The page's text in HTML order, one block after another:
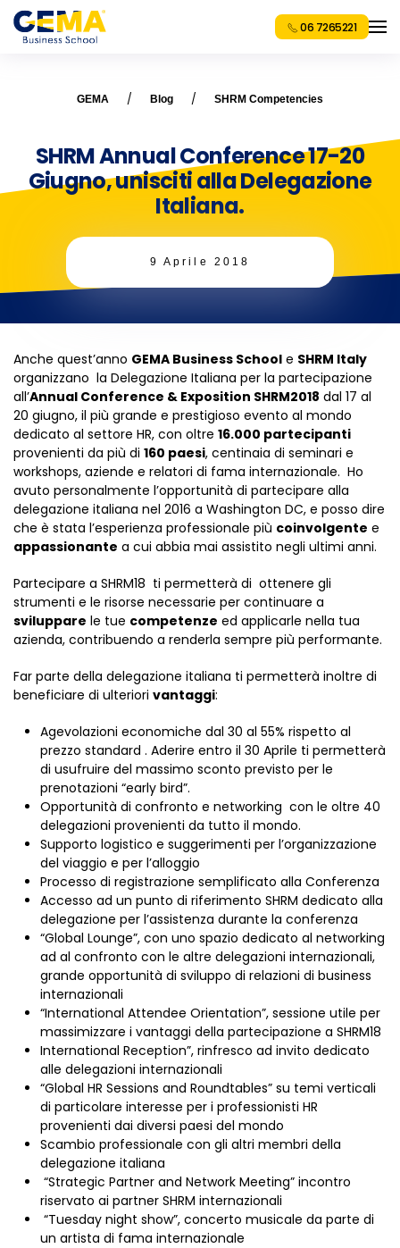
06 7265221
GEMA Blog SHRM Competencies
SHRM Annual Conference 17-20
Giugno, unisciti alla Delegazione
Italiana.
9 Aprile 2018
Anche quest’anno GEMA Business School e SHRM Italy
organizzano la Delegazione Italiana per la partecipazione
all’Annual Conference & Exposition SHRM2018 dal 17 al
20 giugno, il più grande e prestigioso evento al mondo
dedicato al settore HR, con oltre 16.000 partecipanti
provenienti da più di 160 paesi, centinaia di seminari e
workshops, aziende e relatori di fama internazionale. Ho
avuto personalmente l’opportunità di partecipare alla
delegazione italiana nel 2016 a Washington DC, e posso dire
che è stata l’esperienza professionale più coinvolgente e
appassionante a cui abbia mai assistito negli ultimi anni.
Partecipare a SHRM18 ti permetterà di ottenere gli
strumenti e le risorse necessarie per continuare a
sviluppare le tue competenze ed applicarle nella tua
azienda, contribuendo a renderla sempre più performante.
Far parte della delegazione italiana ti permetterà inoltre di
beneficiare di ulteriori vantaggi:
Agevolazioni economiche dal 30 al 55% rispetto al
prezzo standard . Aderire entro il 30 Aprile ti permetterà
di usufruire del massimo sconto previsto per le
prenotazioni “early bird”.
Opportunità di confronto e networking con le oltre 40
delegazioni provenienti da tutto il mondo.
Supporto logistico e suggerimenti per l’organizzazione
del viaggio e per l’alloggio
Processo di registrazione semplificato alla Conferenza
Accesso ad un punto di riferimento SHRM dedicato alla
delegazione per l’assistenza durante la conferenza
“Global Lounge”, con uno spazio dedicato al networking
ad al confronto con le altre delegazioni internazionali,
grande opportunità di sviluppo di relazioni di business
internazionali
“International Attendee Orientation”, sessione utile per
massimizzare i vantaggi della partecipazione a SHRM18
International Reception”, rinfresco ad invito dedicato
alle delegazioni internazionali
“Global HR Sessions and Roundtables” su temi verticali
di particolare interesse per i professionisti HR
provenienti dai diversi paesi del mondo
Scambio professionale con gli altri membri della
delegazione italiana
“Strategic Partner and Network Meeting” incontro
riservato ai partner SHRM internazionali
“Tuesday night show”, concerto musicale da parte di
un artista di fama internazionale